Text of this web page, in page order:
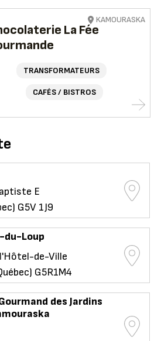
La Fée
TRANSFORMATEURS
CAFÉS / BISTROS
KAMOURASKA
E
G5V 1J9
du-Loup
de-Ville
G5R1M4
des Jardins